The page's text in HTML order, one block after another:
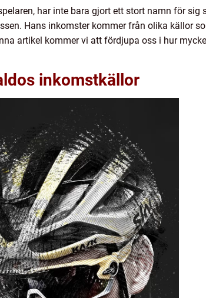
har inte bara gjort ett stort namn för
Hans inkomster kommer från olika källor
artikel kommer vi att fördjupa oss i hur
inkomstkällor